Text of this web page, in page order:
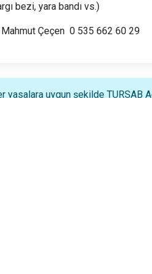
bezi, yara bandı vs.)
Mahmut Çeçen 0 535 662 60 29
yasalara uygun şekilde TURSAB